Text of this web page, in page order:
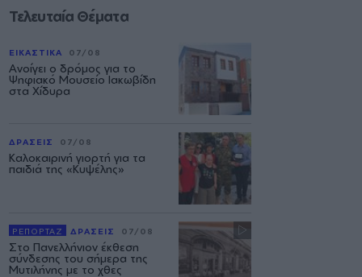
Τελευταία Θέματα
ΕΙΚΑΣΤΙΚΑ 07/08
Ανοίγει ο δρόμος για το
Ψηφιακό Μουσείο Ιακωβίδη
στα Χίδυρα
ΔΡΑΣΕΙΣ 07/08
Καλοκαιρινή γιορτή για τα
παιδιά της «Κυψέλης»
ΡΕΠΟΡΤΑΖ ΔΡΑΣΕΙΣ 07/08
Στο Πανελλήνιον έκθεση
σύνδεσης του σήμερα της
Μυτιλήνης με το χθες